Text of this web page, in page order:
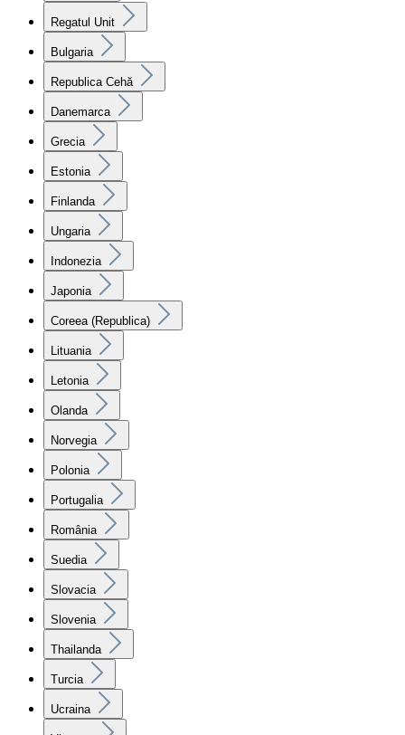
Regatul Unit
Bulgaria
Republica Cehă
Danemarca
Grecia
Estonia
Finlanda
Ungaria
Indonezia
Japonia
Coreea (Republica)
Lituania
Letonia
Olanda
Norvegia
Polonia
Portugalia
România
Suedia
Slovacia
Slovenia
Thailanda
Turcia
Ucraina